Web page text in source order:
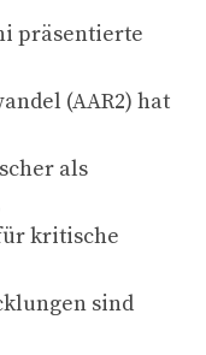
präsentierte
(AAR2) hat
als
kritische
sind